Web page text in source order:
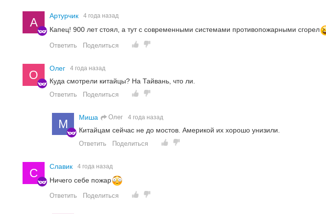
А Артурчик 4 года назад
Капец! 900 лет стоял, а тут с современными системами противопожарными сгорел
Ответить Поделиться
О Олег 4 года назад
Куда смотрели китайцы? На Тайвань, что ли.
Ответить Поделиться
М Миша Олег 4 года назад
Китайцам сейчас не до мостов. Америкой их хорошо унизили.
Ответить Поделиться
С Славик 4 года назад
Ничего себе пожар
Ответить Поделиться